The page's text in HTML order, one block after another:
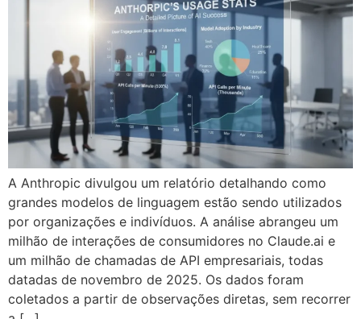
A Anthropic divulgou um relatório detalhando como
grandes modelos de linguagem estão sendo utilizados
por organizações e indivíduos. A análise abrangeu um
milhão de interações de consumidores no Claude.ai e
um milhão de chamadas de API empresariais, todas
datadas de novembro de 2025. Os dados foram
coletados a partir de observações diretas, sem recorrer